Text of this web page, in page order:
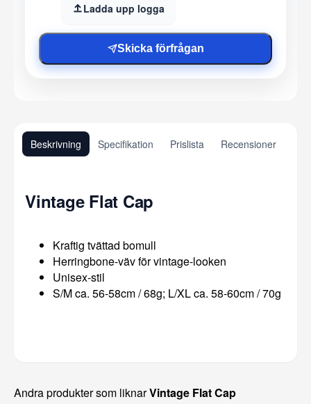
Ladda upp logga
Skicka förfrågan
Beskrivning Specifikation Prislista Recensioner
Vintage Flat Cap
Kraftig tvättad bomull
Herringbone-väv för vintage-looken
Unisex-stil
S/M ca. 56-58cm / 68g; L/XL ca. 58-60cm / 70g
Andra produkter som liknarVintage Flat Cap